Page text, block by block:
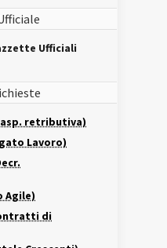
Ufficiali
retributiva)
Lavoro)
Agile)
di